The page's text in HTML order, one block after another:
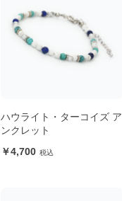
ハウライト・ターコイズ ア
ンクレット
4,700